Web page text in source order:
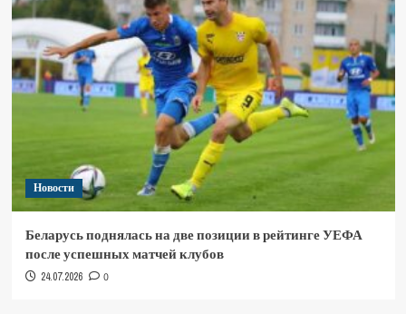
Новости
Беларусь поднялась на две позиции в рейтинге УЕФА
после успешных матчей клубов
24.07.2026 0